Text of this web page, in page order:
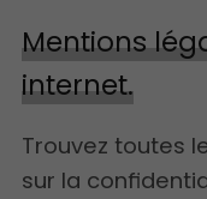
Mentions
internet.
Trouvez toutes
sur la